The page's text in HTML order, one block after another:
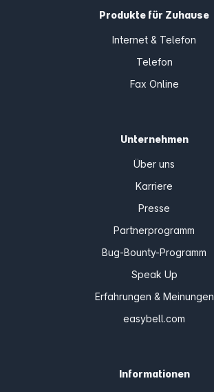
Produkte für Zuhause
Internet & Telefon
Telefon
Fax Online
Unternehmen
Über uns
Karriere
Presse
Partnerprogramm
Bug-Bounty-Programm
Speak Up
Erfahrungen & Meinungen
easybell.com
Informationen